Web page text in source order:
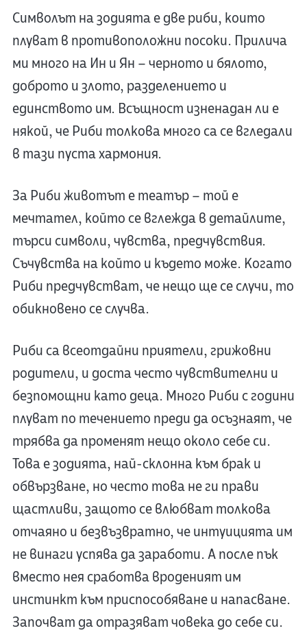
Символът на зодията е две риби, които
плуват в противоположни посоки. Прилича
ми много на Ин и Ян – черното и бялото,
доброто и злото, разделението и
единството им. Всъщност изненадан ли е
някой, че Риби толкова много са се вгледали
в тази пуста хармония.
За Риби животът е театър – той е
мечтател, който се вглежда в детайлите,
търси символи, чувства, предчувствия.
Съчувства на който и където може. Когато
Риби предчувстват, че нещо ще се случи, то
обикновено се случва.
Риби са всеотдайни приятели, грижовни
родители, и доста често чувствителни и
безпомощни като деца. Много Риби с години
плуват по течението преди да осъзнаят, че
трябва да променят нещо около себе си.
Това е зодията, най-склонна към брак и
обвързване, но често това не ги прави
щастливи, защото се влюбват толкова
отчаяно и безвъзвратно, че интуицията им
не винаги успява да заработи. А после пък
вместо нея сработва вроденият им
инстинкт към приспособяване и напасване.
Започват да отразяват човека до себе си.